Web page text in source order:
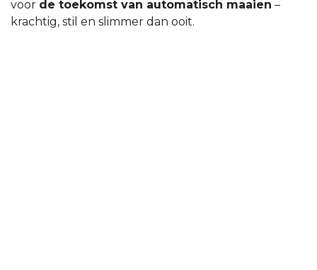
voor de toekomst van automatisch maaien –
krachtig, stil en slimmer dan ooit.